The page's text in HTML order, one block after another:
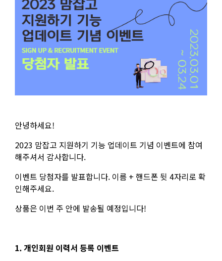
안녕하세요!
2023 맘잡고 지원하기 기능 업데이트 기념 이벤트에 참여
해주셔서 감사합니다.
이벤트 당첨자를 발표합니다. 이름 + 핸드폰 뒷 4자리로 확
인해주세요.
상품은 이번 주 안에 발송될 예정입니다!
1. 개인회원 이력서 등록 이벤트